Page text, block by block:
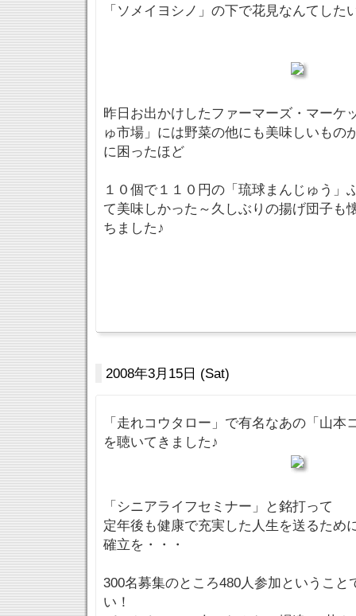
「ソメイヨシノ」の下で花見なんてした
昨日お出かけしたファーマーズ・マーケ
ゅ市場」には野菜の他にも美味しいも
に困ったほど
１０個で１１０円の「琉球まんじゅう」
て美味しかった～久しぶりの揚げ団子も
ちました♪
2008年3月15日 (Sat)
「走れコウタロー」で有名なあの「山本
を聴いてきました♪
「シニアライフセミナー」と銘打って
定年後も健康で充実した人生を送るため
確立を・・・
300名募集のところ480人参加というこ
い！